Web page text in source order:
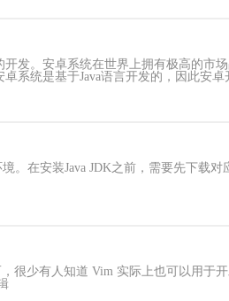
发。安卓系统在世界上拥有极高的市
系统是基于Java语言开发的，因此安卓
。在安装Java JDK之前，需要先下载
少有人知道 Vim 实际上也可以用于